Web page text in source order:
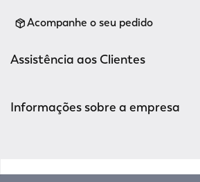
Acompanhe o seu pedido
Assistência aos Clientes
Informações sobre a empresa